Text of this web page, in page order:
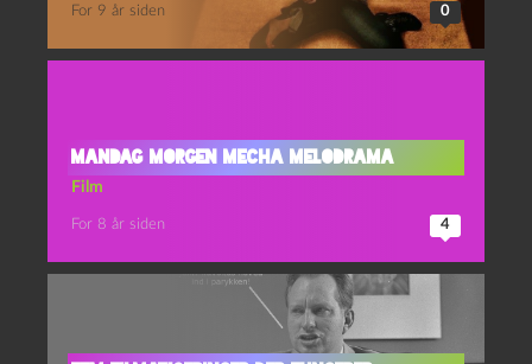
For 9 år siden 0
Mandag Morgen Mecha Melodrama
Film
For 8 år siden 4